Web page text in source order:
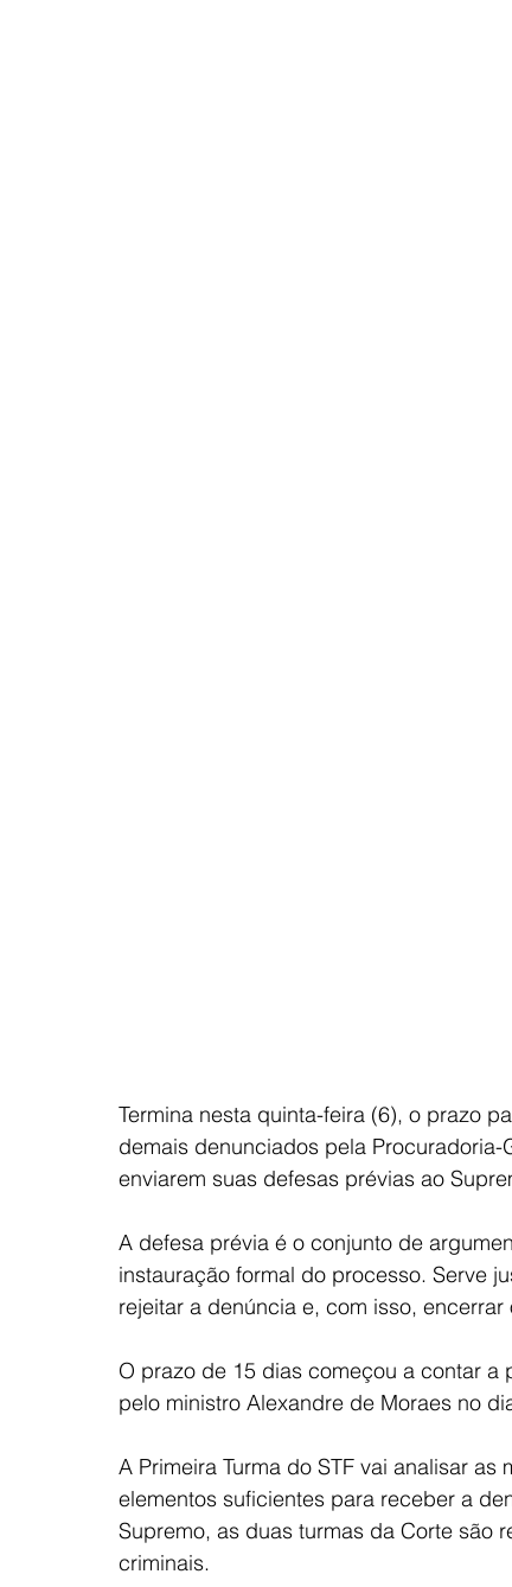
Termina nesta quinta-feira (6), o prazo
demais denunciados pela
enviarem suas defesas prévias ao
A defesa prévia é o conjunto de
instauração formal do processo. Serve
rejeitar a denúncia e, com isso,
O prazo de 15 dias começou a contar
pelo ministro Alexandre de Moraes no
A Primeira Turma do STF vai analisar
elementos suficientes para receber a
Supremo, as duas turmas da Corte são
criminais.